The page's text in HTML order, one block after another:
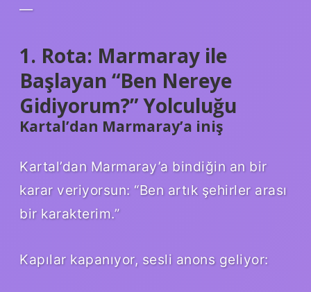
—
1. Rota: Marmaray ile
Başlayan “Ben Nereye
Gidiyorum?” Yolculuğu
Kartal’dan Marmaray’a iniş
Kartal’dan Marmaray’a bindiğin an bir
karar veriyorsun: “Ben artık şehirler arası
bir karakterim.”
Kapılar kapanıyor, sesli anons geliyor: